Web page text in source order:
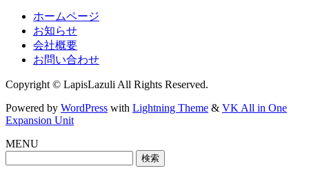
ホームページ
お知らせ
会社概要
お問い合わせ
Copyright © LapisLazuli All Rights Reserved.
Powered by WordPress with Lightning Theme & VK All in One
Expansion Unit
MENU